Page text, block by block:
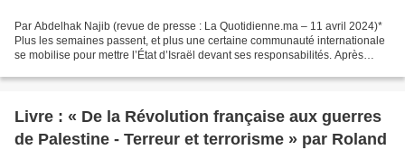
Par Abdelhak Najib (revue de presse : La Quotidienne.ma – 11 avril 2024)*
Plus les semaines passent, et plus une certaine communauté internationale
se mobilise pour mettre l’État d’Israël devant ses responsabilités. Après
Livre : « De la Révolution française aux guerres
de Palestine - Terreur et terrorisme » par Roland